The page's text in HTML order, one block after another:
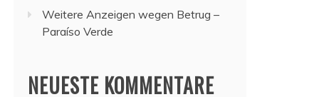
Weitere Anzeigen wegen Betrug –
Paraíso Verde
NEUESTE KOMMENTARE